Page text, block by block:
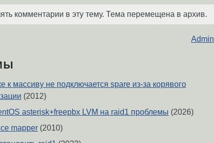
комментарии в эту тему. Тема перемещена в архив.
Admin
к массиву не подключается spare из-за корявого
(2012)
asterisk+freepbx LVM на raid1 проблемы (2026)
mapper (2010)